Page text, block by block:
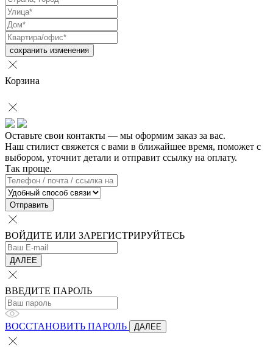
сохранить изменения
Корзина
Оставьте свои контакты — мы оформим заказ за вас.
Наш стилист свяжется с вами в ближайшее время, поможет с
выбором, уточнит детали и отправит ссылку на оплату.
Так проще.
Отправить
ВОЙДИТЕ ИЛИ ЗАРЕГИСТРИРУЙТЕСЬ
ДАЛЕЕ
ВВЕДИТЕ ПАРОЛЬ
ВОССТАНОВИТЬ ПАРОЛЬ ДАЛЕЕ